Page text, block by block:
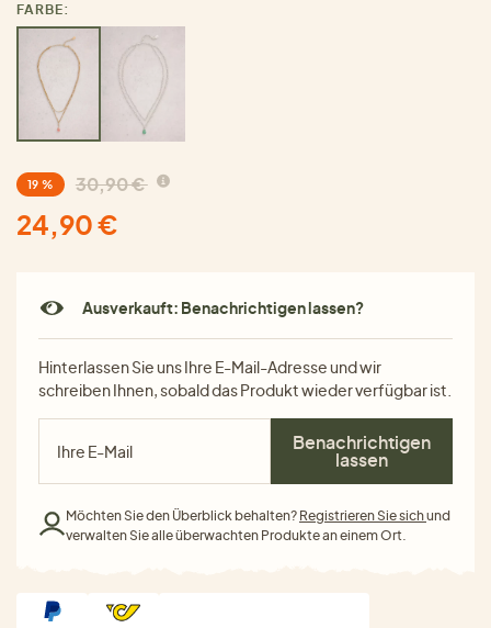
FARBE:
19 % 30,90 €
24,90 €
Ausverkauft: Benachrichtigen lassen?
Hinterlassen Sie uns Ihre E-Mail-Adresse und wir
schreiben Ihnen, sobald das Produkt wieder verfügbar ist.
Benachrichtigen
lassen
Möchten Sie den Überblick behalten? Registrieren Sie sichund
verwalten Sie alle überwachten Produkte an einem Ort.